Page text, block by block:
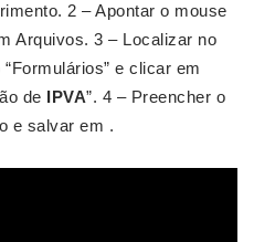
2 – Apontar o mouse
Arquivos. 3 – Localizar no
e clicar em
de IPVA”. 4 – Preencher o
e salvar em .